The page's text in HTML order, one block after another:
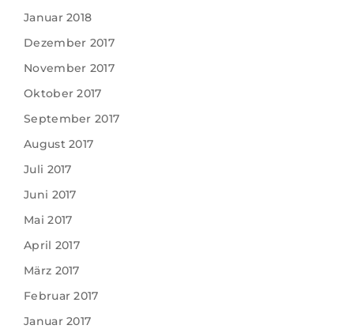
Januar 2018
Dezember 2017
November 2017
Oktober 2017
September 2017
August 2017
Juli 2017
Juni 2017
Mai 2017
April 2017
März 2017
Februar 2017
Januar 2017